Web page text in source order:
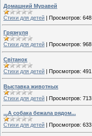
Домашний Муравей
Стихи для детей | Просмотров: 648
Грязнуля
Стихи для детей
Просмотров: 968
Світанок
Стихи для детей | Просмотров: 491
Выставка животных
Стихи для детей | Просмотров: 713
...А собака бежала рядом...
Стихи для детей
Просмотров: 633